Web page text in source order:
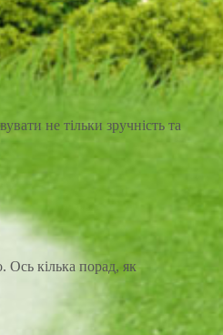
не тільки зручність та
Ось кілька порад, як